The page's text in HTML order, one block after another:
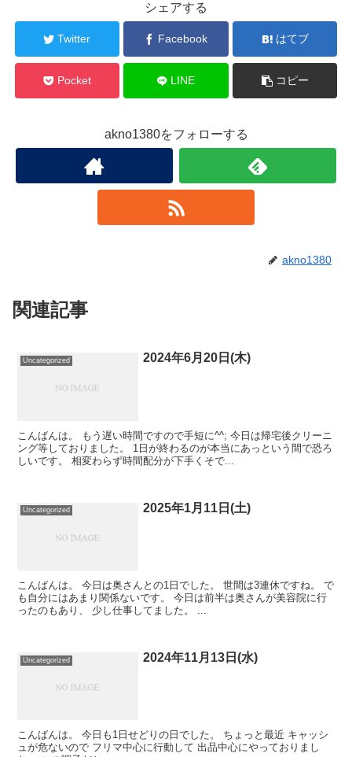
シェアする
Twitter Facebook はてブ
Pocket LINE コピー
akno1380をフォローする
akno1380
関連記事
Uncategorized 2024年6月20日(木)
こんばんは。 もう遅い時間ですので手短に^^; 今日は帰宅後クリーニ
ング等しておりました。 1日が終わるのが本当にあっという間で恐ろ
しいです。 相変わらず時間配分が下手くそで...
Uncategorized 2025年1月11日(土)
こんばんは。 今日は奥さんとの1日でした。 世間は3連休ですね。 で
も自分にはあまり関係ないです。 今日は前半は奥さんが美容院に行
ったのもあり、 少し仕事してました。 ...
Uncategorized 2024年11月13日(水)
こんばんは。 今日も1日せどりの日でした。 ちょっと最近 キャッシ
ュが危ないので フリマ中心に行動して 出品中心にやっておりまし